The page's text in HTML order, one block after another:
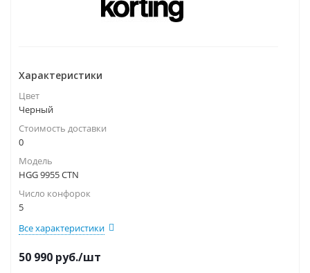
Характеристики
Цвет
Черный
Стоимость доставки
0
Модель
HGG 9955 CTN
Число конфорок
5
Все характеристики
50 990 руб./шт